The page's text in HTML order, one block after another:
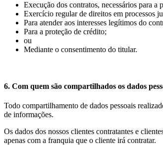
Execução dos contratos, necessários para a
Exercício regular de direitos em processos
Para atender aos interesses legítimos do
Para a proteção de crédito;
ou
Mediante o consentimento do titular.
6. Com quem são compartilhados os dados
Todo compartilhamento de dados pessoais
de informações.
Os dados dos nossos clientes contratantes e
apenas com a franquia que o cliente irá contratar.